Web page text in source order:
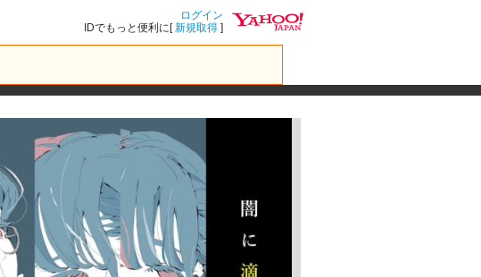
ログイン
IDでもっと便利に[新規取得 ]